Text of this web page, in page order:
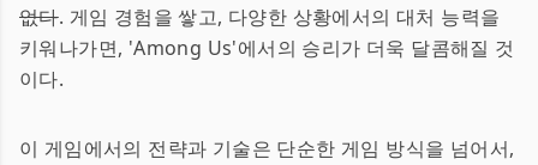
없다. 게임 경험을 쌓고, 다양한 상황에서의 대처 능력을
키워나가면, 'Among Us'에서의 승리가 더욱 달콤해질 것
이다.
이 게임에서의 전략과 기술은 단순한 게임 방식을 넘어서,